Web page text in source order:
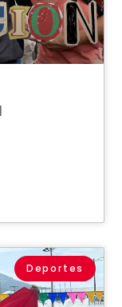
Deportes